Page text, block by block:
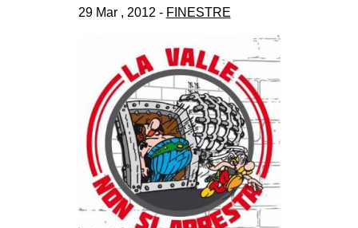
29 Mar , 2012 - FINESTRE